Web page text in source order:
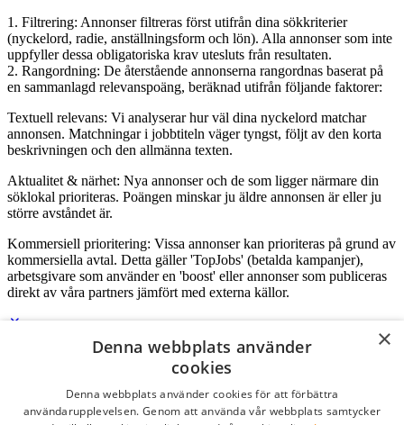
1. Filtrering: Annonser filtreras först utifrån dina sökkriterier
(nyckelord, radie, anställningsform och lön). Alla annonser som inte
uppfyller dessa obligatoriska krav utesluts från resultaten.
2. Rangordning: De återstående annonserna rangordnas baserat på
en sammanlagd relevanspoäng, beräknad utifrån följande faktorer:
Textuell relevans: Vi analyserar hur väl dina nyckelord matchar
annonsen. Matchningar i jobbtiteln väger tyngst, följt av den korta
beskrivningen och den allmänna texten.
Aktualitet & närhet: Nya annonser och de som ligger närmare din
söklokal prioriteras. Poängen minskar ju äldre annonsen är eller ju
större avståndet är.
Kommersiell prioritering: Vissa annonser kan prioriteras på grund av
kommersiella avtal. Detta gäller 'TopJobs' (betalda kampanjer),
arbetsgivare som använder en 'boost' eller annonser som publiceras
direkt av våra partners jämfört med externa källor.
Logga in som företag
×
Denna webbplats använder
cookies
Denna webbplats använder cookies för att förbättra
användarupplevelsen. Genom att använda vår webbplats samtycker